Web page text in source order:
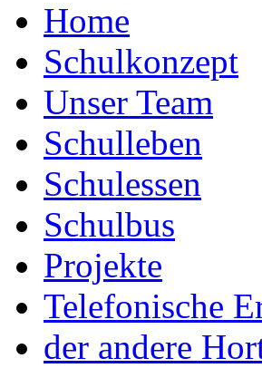
Home
Schulkonzept
Unser Team
Schulleben
Schulessen
Schulbus
Projekte
Telefonische
der andere